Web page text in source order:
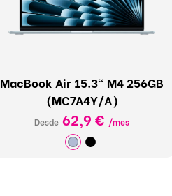
MacBook Air 15.3" M4 256GB
(MC7A4Y/A)
Desde 62,9 € /mes